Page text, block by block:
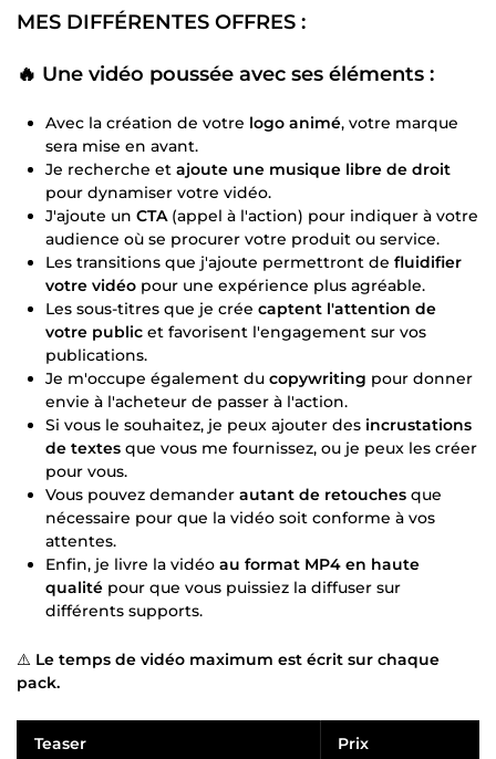
MES DIFFÉRENTES OFFRES :
🔥 Une vidéo poussée avec ses éléments :
Avec la création de votre logo animé, votre marque
sera mise en avant.
Je recherche et ajoute une musique libre de droit
pour dynamiser votre vidéo.
J'ajoute un CTA(appel à l'action) pour indiquer à votre
audience où se procurer votre produit ou service.
Les transitions que j'ajoute permettront de fluidifier
votre vidéo pour une expérience plus agréable.
Les sous-titres que je crée captent l'attention de
votre public et favorisent l'engagement sur vos
publications.
Je m'occupe également du copywriting pour donner
envie à l'acheteur de passer à l'action.
Si vous le souhaitez, je peux ajouter des incrustations
de textes que vous me fournissez, ou je peux les créer
pour vous.
Vous pouvez demander autant de retouches que
nécessaire pour que la vidéo soit conforme à vos
attentes.
Enfin, je livre la vidéo au format MP4 en haute
qualité pour que vous puissiez la diffuser sur
différents supports.
⚠️ Le temps de vidéo maximum est écrit sur chaque
pack.
Teaser Prix